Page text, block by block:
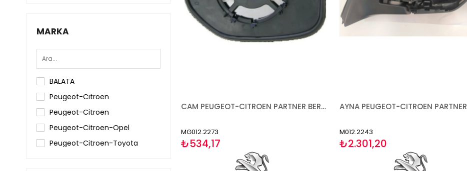
MARKA
BALATA
Peugeot-Cıtroen
Peugeot-Citroen
Peugeot-Citroen-Opel
Peugeot-Citroen-Toyota
CAM PEUGEOT-CITROEN PARTNER BERLİNGO 1996-2008 SAĞ
MG012.2273
₺534,17
M012.2243
₺2.301,20